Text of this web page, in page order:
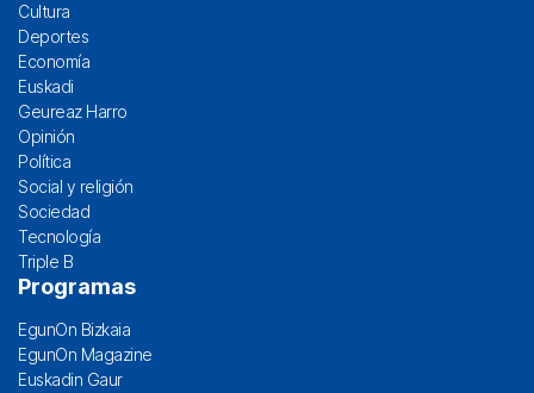
Cultura
Deportes
Economía
Euskadi
Geureaz Harro
Opinión
Política
Social y religión
Sociedad
Tecnología
Triple B
Programas
EgunOn Bizkaia
EgunOn Magazine
Euskadin Gaur